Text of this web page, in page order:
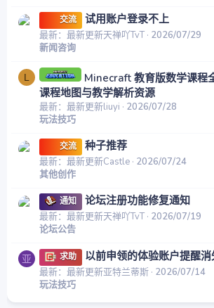
交流 试用账户登录不上
最新：最新更新天禅吖TvT 2026/07/29
新闻咨询
L
Minecraft 教育版数学课程
课程地图与教学解析资源
最新：最新更新liuyi
2026/07/28
玩法技巧
交流 种子推荐
最新：最新更新Castle 2026/07/24
其他创作
通知 论坛注册功能修复通知
最新：最新更新天禅吖TvT 2026/07/19
论坛公告
亚 求助 以前申领的体验账户提醒消
最新：最新更新亚特兰蒂斯 2026/07/14
玩法技巧